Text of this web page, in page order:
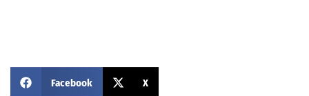
Facebook X